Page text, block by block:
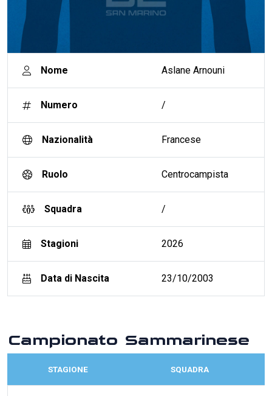
Nome Aslane Arnouni
Numero /
Nazionalità Francese
Ruolo Centrocampista
Squadra /
Stagioni 2026
Data di Nascita 23/10/2003
Campionato Sammarinese
STAGIONE SQUADRA